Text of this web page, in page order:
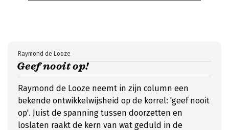
Geef nooit op!
Raymond de Looze
Raymond de Looze neemt in zijn column een
bekende ontwikkelwijsheid op de korrel: 'geef nooit
op'. Juist de spanning tussen doorzetten en
loslaten raakt de kern van wat geduld in de